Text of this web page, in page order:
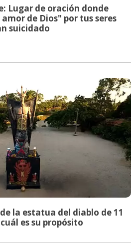
Lugar de oración donde
de Dios" por tus seres
suicidado
la estatua del diablo de 11
es su propósito